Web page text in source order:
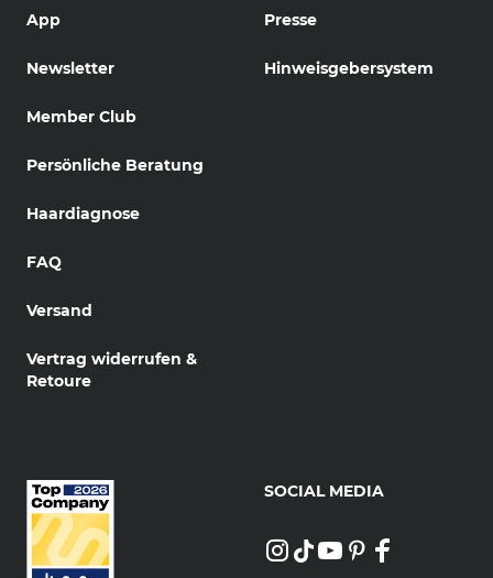
App
Newsletter
Member Club
Persönliche Beratung
Haardiagnose
FAQ
Versand
Vertrag widerrufen &
Retoure
Presse
Hinweisgebersystem
SOCIAL MEDIA